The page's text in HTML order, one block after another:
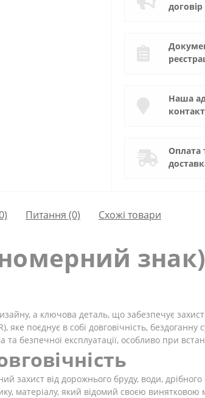
договір
Наша
Оплата
Питання (0) Схожі товари
а ключова деталь, що забезпечує
поєднує в собі довговічність,
безпечної експлуатації, особливо при
захист від дорожнього бруду, води,
матеріалу, який відомий своєю винятковою